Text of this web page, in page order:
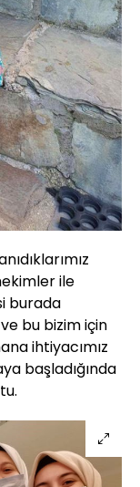
ile
burada
bu bizim için
ihtiyacımız
başladığında